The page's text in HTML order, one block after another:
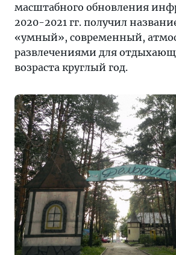
масштабного обновления
2020-2021 гг. получил
«умный», современный,
развлечениями для
возраста круглый год.